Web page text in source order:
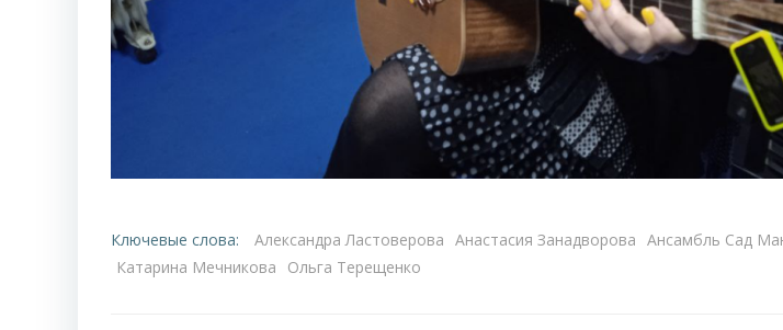
Ключевые слова: Александра Ластоверова Анастасия Занадворова Ансамбль Сад
Катарина Мечникова
Ольга Терещенко